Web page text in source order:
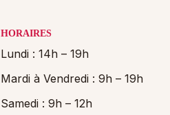
HORAIRES
Lundi : 14h – 19h
Mardi à Vendredi : 9h – 19h
Samedi : 9h – 12h